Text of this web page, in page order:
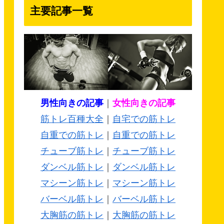
主要記事一覧
男性向きの記事 ｜ 女性向きの記事
筋トレ百種大全 ｜ 自宅での筋トレ
自重での筋トレ ｜ 自重での筋トレ
チューブ筋トレ ｜ チューブ筋トレ
ダンベル筋トレ ｜ ダンベル筋トレ
マシーン筋トレ ｜ マシーン筋トレ
バーベル筋トレ ｜ バーベル筋トレ
大胸筋の筋トレ ｜ 大胸筋の筋トレ